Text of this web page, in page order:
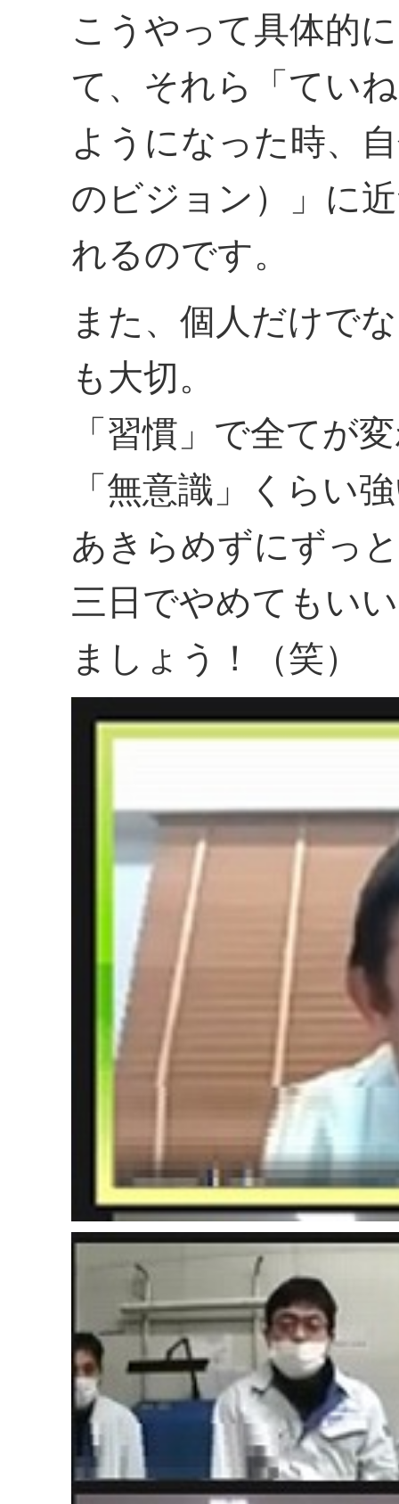
こうやって具体的
て、それら「てい
ようになった時、
のビジョン）」に
れるのです。
また、個人だけで
も大切。
「習慣」で全てが
「無意識」くらい
あきらめずにずっ
三日でやめてもい
ましょう！（笑）